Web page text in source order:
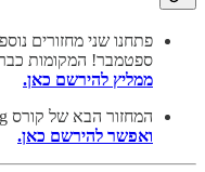
ספטמבר! המקומות
ממליץ להירשם כאן.
המחזור הבא של קורס Vibe Coding למתחילים נפתח ב17.8
ואפשר להירשם כאן.